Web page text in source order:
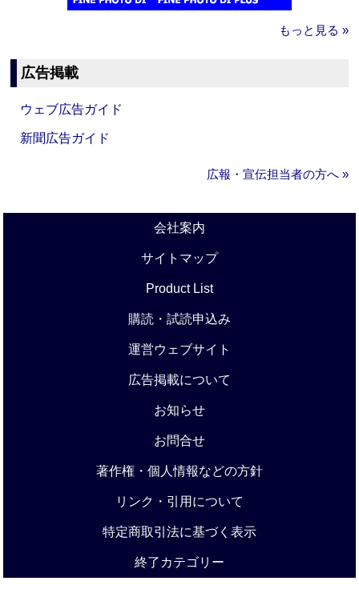
もっと見る »
広告掲載
ウェブ広告ガイド
新聞広告ガイド
広報・宣伝担当者の方へ »
会社案内
サイトマップ
Product List
購読・試読申込み
運営ウェブサイト
広告掲載について
お知らせ
お問合せ
著作権・個人情報などの方針
リンク・引用について
特定商取引法に基づく表示
終了カテゴリー